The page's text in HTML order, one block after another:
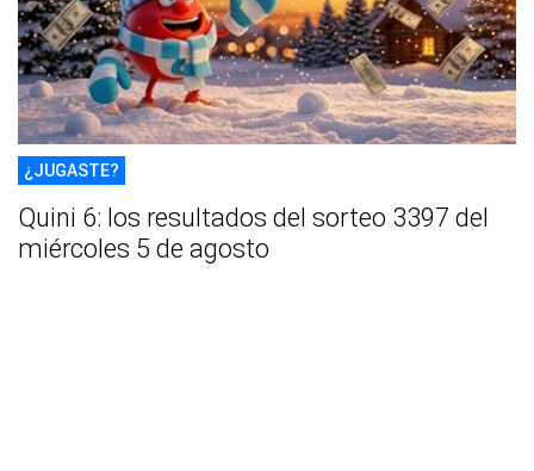
¿JUGASTE?
Quini 6: los resultados del sorteo 3397 del
miércoles 5 de agosto